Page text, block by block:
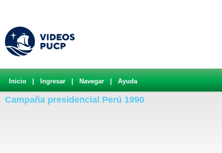
Inicio Ingresar Navegar Ayuda
Campaña presidencial Perú 1990